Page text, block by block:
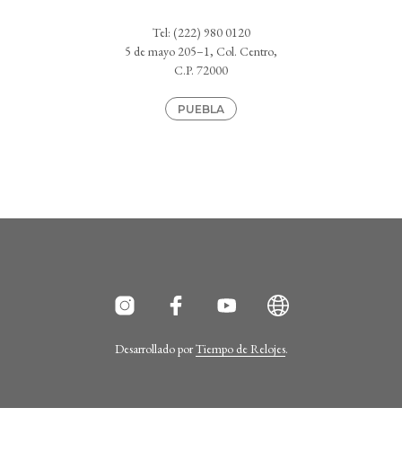
Tel: (222) 980 0120
5 de mayo 205–1, Col. Centro,
C.P. 72000
PUEBLA
Desarrollado porTiempo de Relojes.